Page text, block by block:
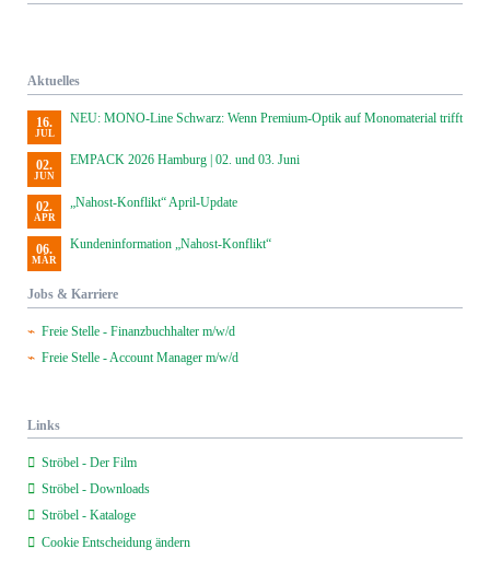
Aktuelles
16.
JUL
NEU: MONO-Line Schwarz: Wenn Premium-Optik auf Monomaterial trifft
02.
JUN
EMPACK 2026 Hamburg | 02. und 03. Juni
02.
APR
„Nahost-Konflikt“ April-Update
06.
MÄR
Kundeninformation „Nahost-Konflikt“
Jobs & Karriere
Freie Stelle - Finanzbuchhalter m/w/d
Freie Stelle - Account Manager m/w/d
Links
Ströbel - Der Film
Ströbel - Downloads
Ströbel - Kataloge
Cookie Entscheidung ändern